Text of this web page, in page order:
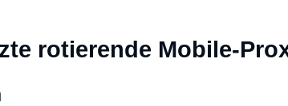
rotierende Mobile-